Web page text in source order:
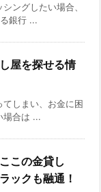
ングしたい場合、
銀行 ...
屋を探せる情
しまい、お金に困
場合は ...
この金貸し
ックも融通！